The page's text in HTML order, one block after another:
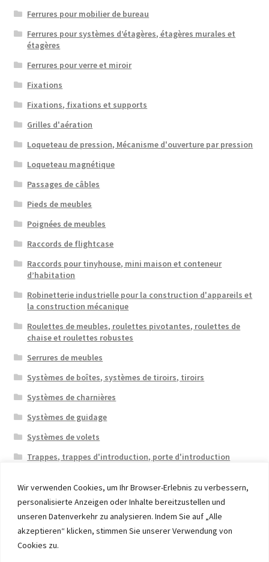
Wir verwenden Cookies, um Ihr Browser-Erlebnis zu verbessern,
personalisierte Anzeigen oder Inhalte bereitzustellen und
unseren Datenverkehr zu analysieren. Indem Sie auf „Alle
akzeptieren“ klicken, stimmen Sie unserer Verwendung von
Cookies zu.
Ferrures pour mobilier de bureau
Ferrures pour systèmes d’étagères, étagères murales et
étagères
Ferrures pour verre et miroir
Fixations
Fixations, fixations et supports
Grilles d'aération
Loqueteau de pression, Mécanisme d'ouverture par pression
Loqueteau magnétique
Passages de câbles
Pieds de meubles
Poignées de meubles
Raccords de flightcase
Raccords pour tinyhouse, mini maison et conteneur
d’habitation
Robinetterie industrielle pour la construction d'appareils et
la construction mécanique
Roulettes de meubles, roulettes pivotantes, roulettes de
chaise et roulettes robustes
Serrures de meubles
Systèmes de boîtes, systèmes de tiroirs, tiroirs
Systèmes de charnières
Systèmes de guidage
Systèmes de volets
Trappes, trappes d'introduction, porte d'introduction
© 2026 Eruon Trade UG, Germany, member of the ERUON